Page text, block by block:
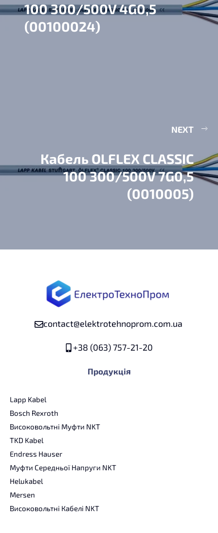
100 300/500V 4G0,5
(00100024)
NEXT
Кабель OLFLEX CLASSIC
100 300/500V 7G0,5
(0010005)
contact@elektrotehnoprom.com.ua
+38 (063) 757-21-20
Продукція
Lapp Kabel
Bosch Rexroth
Високовольтні Муфти NKT
TKD Kabel
Endress Hauser
Муфти Середньої Напруги NKT
Helukabel
Mersen
Високовольтні Кабелі NKT